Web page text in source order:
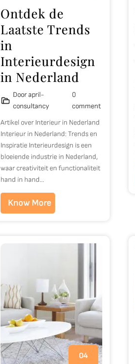
Ontdek de
Laatste Trends
in
Interieurdesign
in Nederland
Door april-
consultancy
0
comment
Artikel over Interieur in Nederland
Interieur in Nederland: Trends en
Inspiratie Interieurdesign is een
bloeiende industrie in Nederland,
waar creativiteit en functionaliteit
hand in hand…
Know More
04